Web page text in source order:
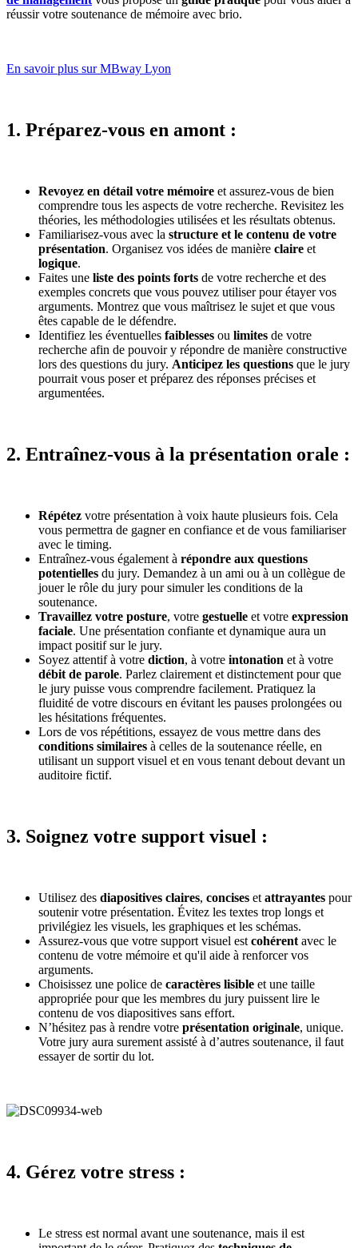
réussir votre soutenance de mémoire avec brio.
En savoir plus sur MBway Lyon
1. Préparez-vous en amont :
Revoyez en détail votre mémoire et assurez-vous de bien
comprendre tous les aspects de votre recherche. Revisitez les
théories, les méthodologies utilisées et les résultats obtenus.
Familiarisez-vous avec la structure et le contenu de votre
présentation. Organisez vos idées de manière claire et
logique.
Faites une liste des points forts de votre recherche et des
exemples concrets que vous pouvez utiliser pour étayer vos
arguments. Montrez que vous maîtrisez le sujet et que vous
êtes capable de le défendre.
Identifiez les éventuelles faiblesses ou limites de votre
recherche afin de pouvoir y répondre de manière constructive
lors des questions du jury. Anticipez les questions que le jury
pourrait vous poser et préparez des réponses précises et
argumentées.
2. Entraînez-vous à la présentation orale :
Répétez votre présentation à voix haute plusieurs fois. Cela
vous permettra de gagner en confiance et de vous familiariser
avec le timing.
Entraînez-vous également à répondre aux questions
potentielles du jury. Demandez à un ami ou à un collègue de
jouer le rôle du jury pour simuler les conditions de la
soutenance.
Travaillez votre posture, votre gestuelle et votre expression
faciale. Une présentation confiante et dynamique aura un
impact positif sur le jury.
Soyez attentif à votre diction, à votre intonation et à votre
débit de parole. Parlez clairement et distinctement pour que
le jury puisse vous comprendre facilement. Pratiquez la
fluidité de votre discours en évitant les pauses prolongées ou
les hésitations fréquentes.
Lors de vos répétitions, essayez de vous mettre dans des
conditions similaires à celles de la soutenance réelle, en
utilisant un support visuel et en vous tenant debout devant un
auditoire fictif.
3. Soignez votre support visuel :
Utilisez des diapositives claires, concises et attrayantes pour
soutenir votre présentation. Évitez les textes trop longs et
privilégiez les visuels, les graphiques et les schémas.
Assurez-vous que votre support visuel est cohérent avec le
contenu de votre mémoire et qu'il aide à renforcer vos
arguments.
Choisissez une police de caractères lisible et une taille
appropriée pour que les membres du jury puissent lire le
contenu de vos diapositives sans effort.
N’hésitez pas à rendre votre présentation originale, unique.
Votre jury aura surement assisté à d’autres soutenance, il faut
essayer de sortir du lot.
4. Gérez votre stress :
Le stress est normal avant une soutenance, mais il est